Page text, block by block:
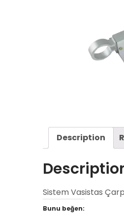
Description
Sistem Vasistas
Bunu beğen: